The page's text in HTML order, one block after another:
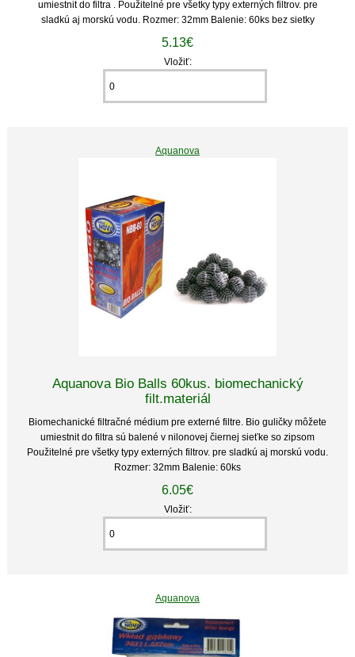
umiestnit do filtra . Použitelné pre všetky typy externých filtrov. pre
sladkú aj morskú vodu. Rozmer: 32mm Balenie: 60ks bez sietky
5.13€
Vložiť:
Aquanova
Aquanova Bio Balls 60kus. biomechanický
filt.materiál
Biomechanické filtračné médium pre externé filtre. Bio guličky môžete
umiestnit do filtra sú balené v nilonovej čiernej sieťke so zipsom
Použitelné pre všetky typy externých filtrov. pre sladkú aj morskú vodu.
Rozmer: 32mm Balenie: 60ks
6.05€
Vložiť:
Aquanova